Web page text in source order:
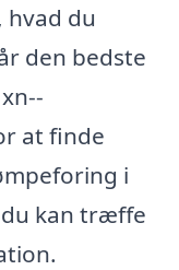
hvad du
den bedste
at finde
i
kan træffe